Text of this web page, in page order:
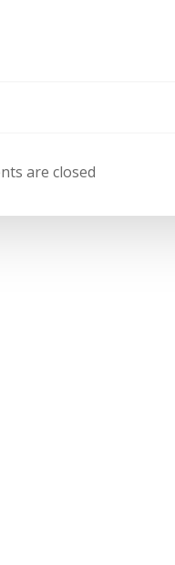
de
entradas
are closed